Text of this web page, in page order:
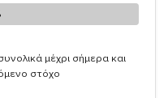
μέχρι σήμερα και
στόχο